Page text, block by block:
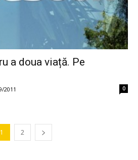
a doua viață. Pe
2011 0
1 2